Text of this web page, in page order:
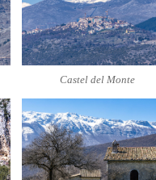
Castel del Monte